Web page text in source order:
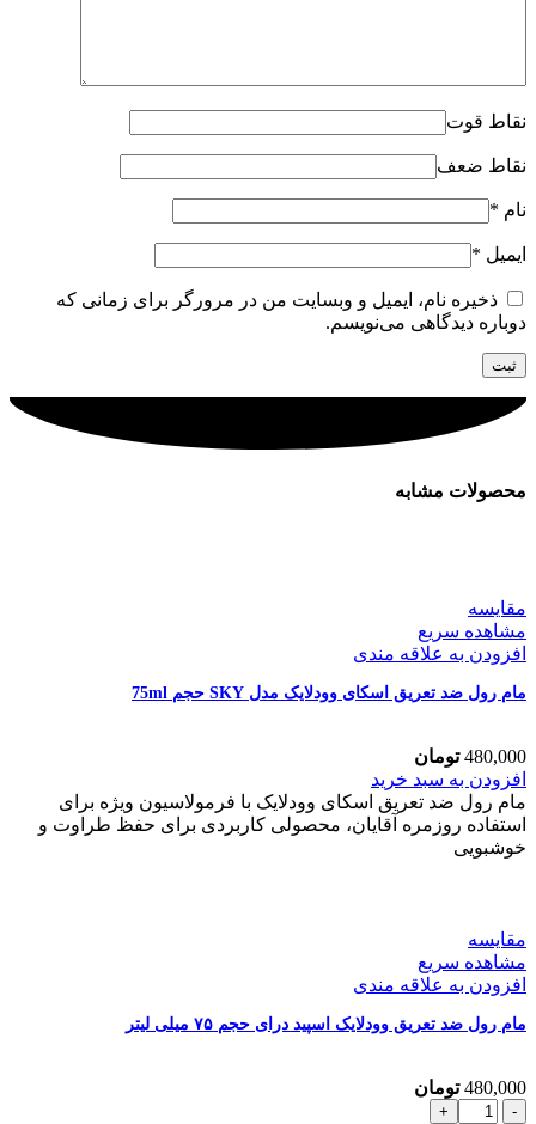
نقاط قوت
نقاط ضعف
نام *
ایمیل *
ذخیره نام، ایمیل و وبسایت من در مرورگر برای زمانی که
دوباره دیدگاهی می‌نویسم.
محصولات مشابه
مقایسه
مشاهده سریع
افزودن به علاقه مندی
مام رول ضد تعریق اسکای وودلایک مدل SKY حجم 75ml
480,000 تومان
مام
رول
ضد
تعریق
SKY
حجم
75ml
عدد
افزودن به سبد خرید
مام رول ضد تعریق اسکای وودلایک با فرمولاسیون ویژه برای
استفاده روزمره آقایان، محصولی کاربردی برای حفظ طراوت و
خوشبویی
مقایسه
مشاهده سریع
افزودن به علاقه مندی
مام رول ضد تعریق وودلایک اسپید درای حجم ۷۵ میلی لیتر
480,000 تومان
مام